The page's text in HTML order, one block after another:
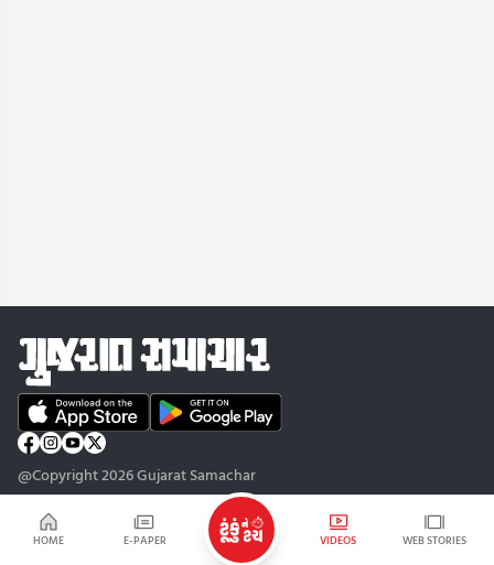
HOME E-PAPER VIDEOS WEB STORIES
@Copyright 2026 Gujarat Samachar